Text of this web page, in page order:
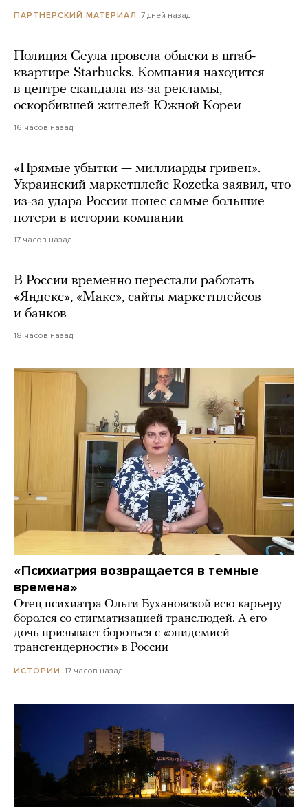
ПАРТНЕРСКИЙ МАТЕРИАЛ 7 дней назад
Полиция Сеула провела обыски в штаб-
квартире Starbucks. Компания находится
в центре скандала из-за рекламы,
оскорбившей жителей Южной Кореи
16 часов назад
«Прямые убытки — миллиарды гривен».
Украинский маркетплейс Rozetka заявил, что
из-за удара России понес самые большие
потери в истории компании
17 часов назад
В России временно перестали работать
«Яндекс», «Макс», сайты маркетплейсов
и банков
18 часов назад
«Психиатрия возвращается в темные
времена»
Отец психиатра Ольги Бухановской всю карьеру
боролся со стигматизацией транслюдей. А его
дочь призывает бороться с «эпидемией
трансгендерности» в России
ИСТОРИИ 17 часов назад